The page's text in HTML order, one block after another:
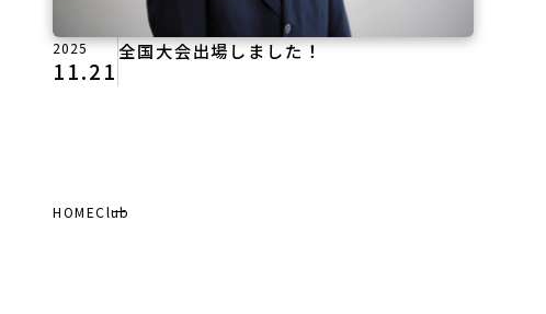
2025
11.21
全国大会出場しました！
HOMEClub